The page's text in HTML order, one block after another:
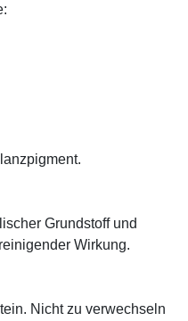
Grundstoff und
Wirkung.
Nicht zu verwechseln